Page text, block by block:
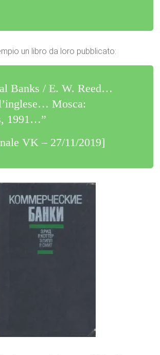
un libro da loro pubblicato:
Banks / E. W. Reed…
Mosca:
1991…”
VK – 27/11/2019]